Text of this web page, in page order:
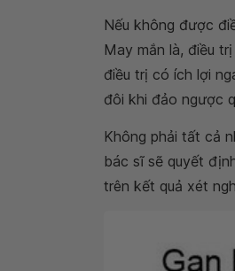
Nếu không được
May mắn là, điều
điều trị có ích lợi
đôi khi đảo ngược
Không phải tất cả
bác sĩ sẽ quyết
trên kết quả xét